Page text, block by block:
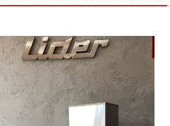
Compre Agora